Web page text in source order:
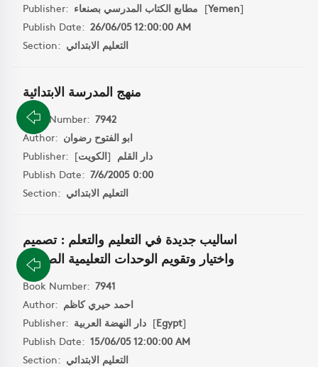
Publisher: مطابع الكتاب المدرسي بصنعاء [Yemen]
Publish Date: 26/06/05 12:00:00 AM
Section: التعليم الابتدائي
منهج المدرسة الابتدائية
Book Number: 7942
Author: ابو الفتوح رضوان
Publisher:
دار القلم [الكويت]
Publish Date: 7/6/2005 0:00
Section: التعليم الابتدائي
اساليب جديدة في التعليم والتعلم : تصميم
واختيار وتقويم الوحدات التعليمية الصغيرة
Book Number: 7941
Author: احمد حيري كاظم
Publisher: دار النهضة العربية [Egypt]
Publish Date: 15/06/05 12:00:00 AM
Section: التعليم الابتدائي